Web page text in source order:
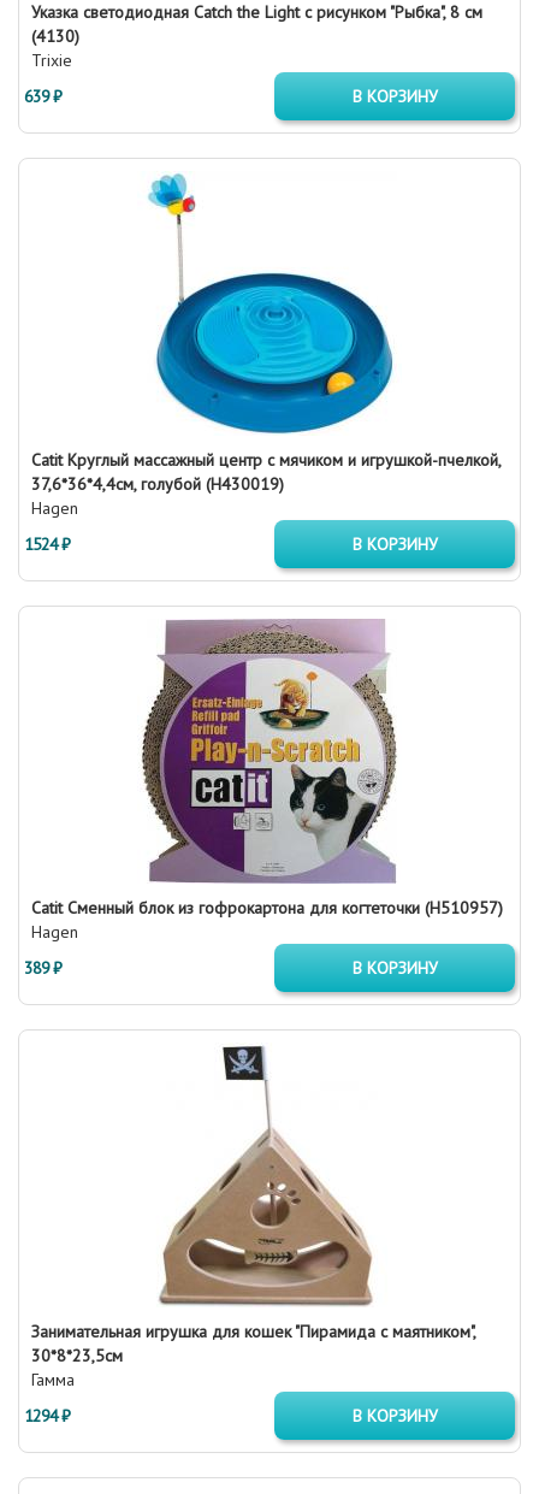
Указка светодиодная Catch the Light с рисунком "Рыбка", 8 см
(4130)
Trixie
639 ₽
В КОРЗИНУ
Catit Круглый массажный центр с мячиком и игрушкой-пчелкой,
37,6*36*4,4см, голубой (H430019)
Hagen
1524 ₽
В КОРЗИНУ
Catit Сменный блок из гофрокартона для когтеточки (H510957)
Hagen
389 ₽
В КОРЗИНУ
Занимательная игрушка для кошек "Пирамида с маятником",
30*8*23,5см
Гамма
1294 ₽
В КОРЗИНУ